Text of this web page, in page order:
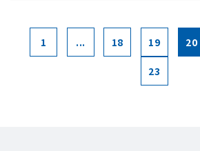
1 ... 18 19 20
23